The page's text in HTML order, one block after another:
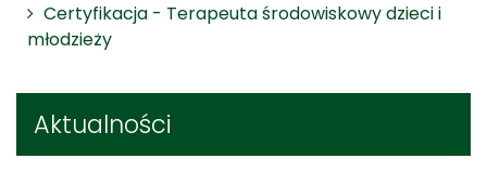
Certyfikacja - Terapeuta środowiskowy dzieci i
młodzieży
Aktualności